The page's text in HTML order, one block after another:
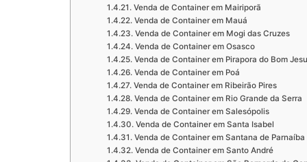
Venda de Container em Mairiporã
Venda de Container em Mauá
Venda de Container em Mogi das Cruzes
Venda de Container em Osasco
Venda de Container em Pirapora do Bom
Venda de Container em Poá
Venda de Container em Ribeirão Pires
Venda de Container em Rio Grande da Serra
Venda de Container em Salesópolis
Venda de Container em Santa Isabel
Venda de Container em Santana de Parnaíba
Venda de Container em Santo André